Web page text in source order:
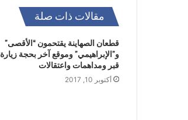
مقالات ذات صلة
قطعان الصهاينة يقتحمون “الأقصى”
و”الإبراهيمي” وموقع آخر بحجة زيارة
قبر ومداهمات واعتقالات
أكتوبر 10, 2017